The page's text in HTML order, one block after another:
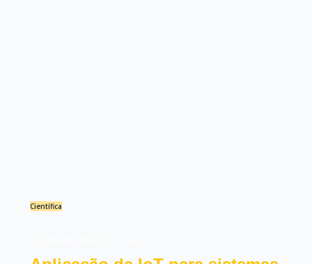
Científica